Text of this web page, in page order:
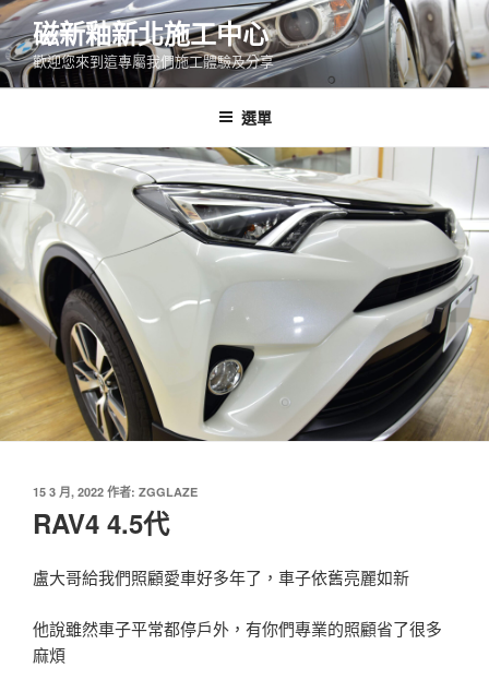
跳
至
主
要
磁新釉新北施工中心
歡迎您來到這專屬我們施工體驗及分享
選單
發
佈
於
15 3 月, 2022 作者: ZGGLAZE
RAV4 4.5代
盧大哥給我們照顧愛車好多年了，車子依舊亮麗如新
他說雖然車子平常都停戶外，有你們專業的照顧省了很多
麻煩